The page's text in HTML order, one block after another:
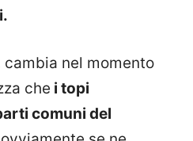
cambia nel momento
che i topi
comuni del